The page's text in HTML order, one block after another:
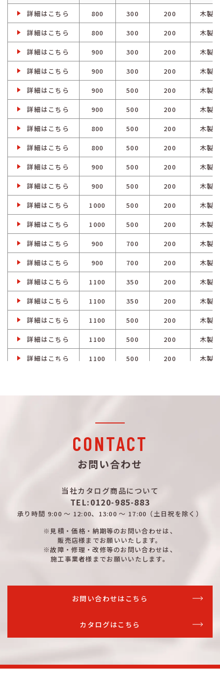
詳細はこちら 800 300 200 木製
詳細はこちら 800 300 200 木製
詳細はこちら 900 300 200 木製
詳細はこちら 900 300 200 木製
詳細はこちら 900 500 200 木製
詳細はこちら 900 500 200 木製
詳細はこちら 800 500 200 木製
詳細はこちら 800 500 200 木製
詳細はこちら 900 500 200 木製
詳細はこちら 900 500 200 木製
詳細はこちら 1000 500 200 木製
詳細はこちら 1000 500 200 木製
詳細はこちら 900 700 200 木製
詳細はこちら 900 700 200 木製
詳細はこちら 1100 350 200 木製
詳細はこちら 1100 350 200 木製
詳細はこちら 1100 500 200 木製
詳細はこちら 1100 500 200 木製
詳細はこちら 1100 500 200 木製
詳細はこちら 1100 700 200 木製
1200 500
詳細はこちら 1400 500
詳細はこちら 1200 600 200
詳細はこちら 1200 600 200
詳細はこちら 1400 600 200
詳細はこちら 1600 600 200 木製
1400 700 木製
詳細はこちら 1600 700 200 木製
CONTACT
お問い合わせ
当社カタログ商品について
TEL:0120-985-883
承り時間 9:00 ～ 12:00、13:00 ～ 17:00 （土日祝を除く）
※見積・価格・納期等のお問い合わせは、
販売店様までお願いいたします。
※故障・修理・改修等のお問い合わせは、
施工事業者様までお願いいたします。
お問い合わせはこちら
カタログはこちら